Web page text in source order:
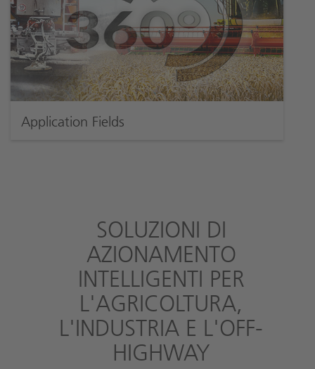
Application Fields
SOLUZIONI DI
AZIONAMENTO
INTELLIGENTI PER
L'AGRICOLTURA,
L'INDUSTRIA E L'OFF-
HIGHWAY